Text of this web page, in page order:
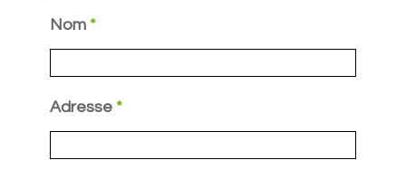
Nom *
Adresse *